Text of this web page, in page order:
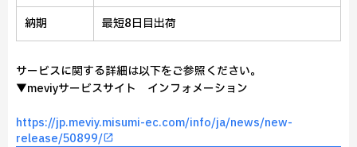
納期 最短8日目出荷
サービスに関する詳細は以下をご参照ください。
▼meviyサービスサイト インフォメーション
https://jp.meviy.misumi-ec.com/info/ja/news/new-
release/50899/